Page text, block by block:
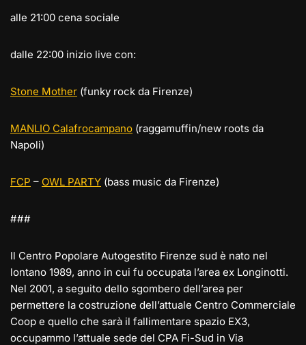
alle 21:00 cena sociale
dalle 22:00 inizio live con:
Stone Mother (funky rock da Firenze)
MANLIO Calafrocampano (raggamuffin/new roots da
Napoli)
FCP – OWL PARTY (bass music da Firenze)
###
Il Centro Popolare Autogestito Firenze sud è nato nel
lontano 1989, anno in cui fu occupata l’area ex Longinotti.
Nel 2001, a seguito dello sgombero dell’area per
permettere la costruzione dell’attuale Centro Commerciale
Coop e quello che sarà il fallimentare spazio EX3,
occupammo l’attuale sede del CPA Fi-Sud in Via